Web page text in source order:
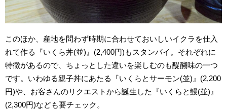
このほか、産地を問わず時期に合わせておいしいイクラを仕入
れて作る『いくら丼(並)』(2,400円)もスタンバイ。それぞれに
特徴があるので、ちょっとした違いを楽しむのも醍醐味の一つ
です。いわゆる親子丼にあたる『いくらとサーモン(並)』(2,200
円)や、お客さんのリクエストから誕生した『いくらと鰻(並)』
(2,300円)なども要チェック。